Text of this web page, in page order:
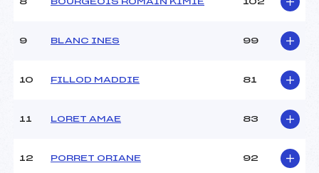
Neige :
dure
23
12h30
8 BOURGEOIS ROMAIN KIMIE 102
9 BLANC INES 99
10 FILLOD MADDIE 81
11 LORET AMAE 83
12 PORRET ORIANE 92